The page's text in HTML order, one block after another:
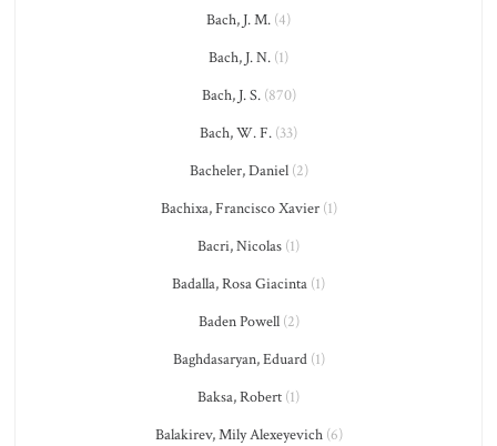
Bach, J. M. (4)
Bach, J. N. (1)
Bach, J. S.(870)
Bach, W. F. (33)
Bacheler, Daniel(2)
Bachixa, Francisco Xavier(1)
Bacri, Nicolas (1)
Badalla, Rosa Giacinta (1)
Baden Powell(2)
Baghdasaryan, Eduard(1)
Baksa, Robert (1)
Balakirev, Mily Alexeyevich(6)